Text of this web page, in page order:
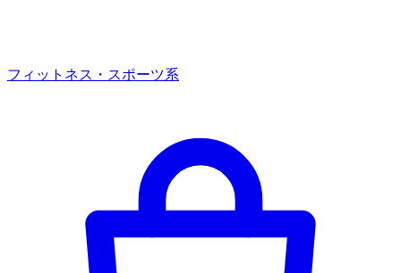
フィットネス・スポーツ系